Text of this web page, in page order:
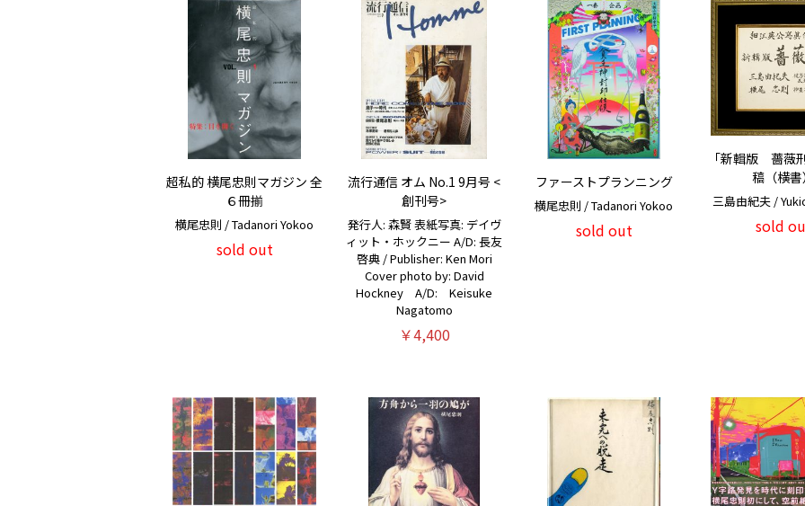
超私的 横尾忠則マガジン 全
６冊揃
横尾忠則 / Tadanori Yokoo
sold out
流行通信 オム No.1 9月号 <
創刊号>
発行人: 森賢 表紙写真: デイヴ
ィット・ホックニー A/D: 長友
啓典 / Publisher: Ken Mori
Cover photo by: David
Hockney A/D: Keisuke
Nagatomo
￥4,400
ファーストプランニング
横尾忠則 / Tadanori Yokoo
sold out
「新輯版 薔薇
稿（横書）
三島由紀夫 /
sold